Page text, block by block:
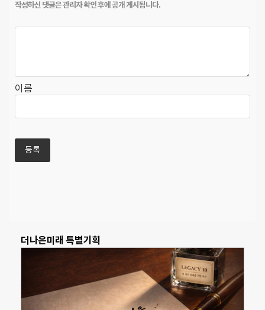
이름
더나은미래 특별기획